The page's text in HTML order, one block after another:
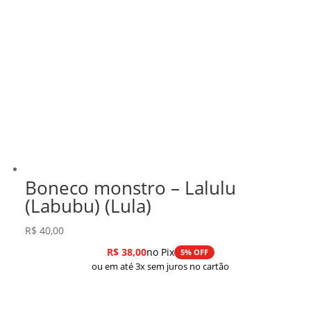
Boneco monstro – Lalulu
(Labubu) (Lula)
R$ 40,00
R$38,00no Pix 5% OFF
ou em até 3x sem juros no cartão